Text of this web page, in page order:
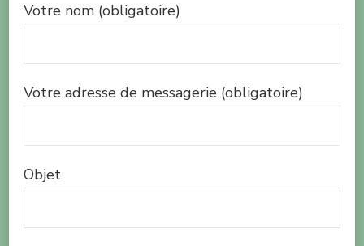
Votre nom (obligatoire)
Votre adresse de messagerie (obligatoire)
Objet